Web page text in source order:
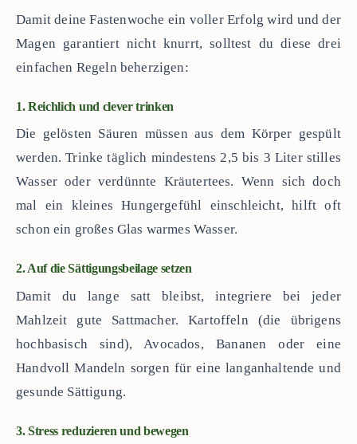
Damit deine Fastenwoche ein voller Erfolg wird und der
Magen garantiert nicht knurrt, solltest du diese drei
einfachen Regeln beherzigen:
1. Reichlich und clever trinken
Die gelösten Säuren müssen aus dem Körper gespült
werden. Trinke täglich mindestens 2,5 bis 3 Liter stilles
Wasser oder verdünnte Kräutertees. Wenn sich doch
mal ein kleines Hungergefühl einschleicht, hilft oft
schon ein großes Glas warmes Wasser.
2. Auf die Sättigungsbeilage setzen
Damit du lange satt bleibst, integriere bei jeder
Mahlzeit gute Sattmacher. Kartoffeln (die übrigens
hochbasisch sind), Avocados, Bananen oder eine
Handvoll Mandeln sorgen für eine langanhaltende und
gesunde Sättigung.
3. Stress reduzieren und bewegen